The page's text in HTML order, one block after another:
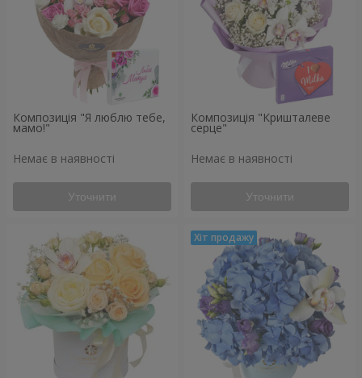
Композиція "Я люблю тебе,
мамо!"
Немає в наявності
Уточнити
Композиція "Кришталеве
серце"
Немає в наявності
Уточнити